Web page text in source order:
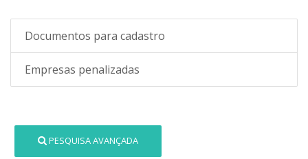
Documentos para cadastro
Empresas penalizadas
PESQUISA AVANÇADA